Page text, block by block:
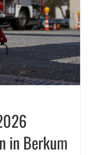
in Berkum